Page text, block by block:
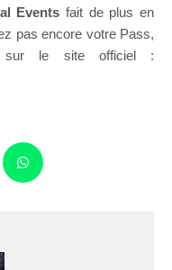
Events fait de plus en
pas encore votre Pass,
le site officiel :